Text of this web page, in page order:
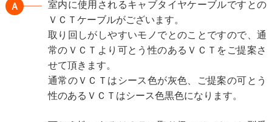
Ａ
室内に使用されるキャブタイヤケーブルですとの
ＶＣＴケーブルがございます。
取り回しがしやすいモノでとのことですので、通
常のＶＣＴより可とう性のあるＶＣＴをご提案さ
せて頂きます。
通常のＶＣＴはシース色が灰色、ご提案の可とう
性のあるＶＣＴはシース色黒色になります。